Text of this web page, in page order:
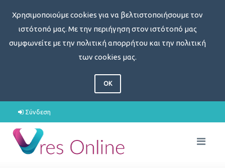
Χρησιμοποιούμε cookies για να βελτιστοποιήσουμε τον
ιστότοπό μας. Με την περιήγηση στον ιστότοπό μας
συμφωνείτε με την πολιτική απορρήτου και την πολιτική
των cookies μας.
OK
Σύνδεση